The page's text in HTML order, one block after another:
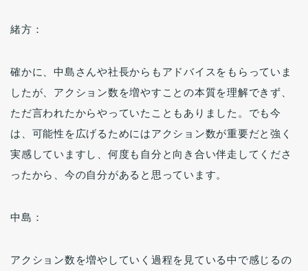
緒方：
確かに、中島さんや社長からもアドバイスをもらっていま
したが、アクション数を増やすことの本質を理解できず、
ただ言われたからやっていたこともありました。でも今
は、可能性を広げるためにはアクション数が重要だと強く
実感していますし、何度も自分と向き合い伴走してくださ
ったから、今の自分があると思っています。
中島：
アクション数を増やしていく過程を見ている中で感じるの